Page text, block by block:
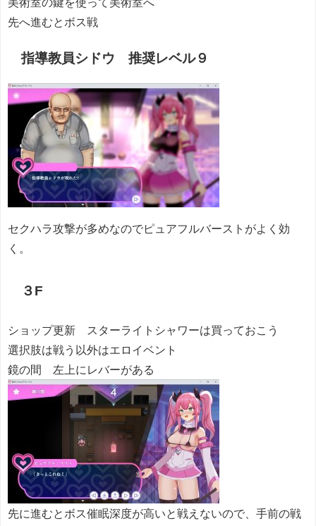
先へ進むとボス戦
指導教員シドウ 推奨レベル９
セクハラ攻撃が多めなのでピュアフルバーストがよく効
く。
３F
ショップ更新 スターライトシャワーは買っておこう
選択肢は戦う以外はエロイベント
鏡の間 左上にレバーがある
先に進むとボス催眠深度が高いと戦えないので、手前の戦